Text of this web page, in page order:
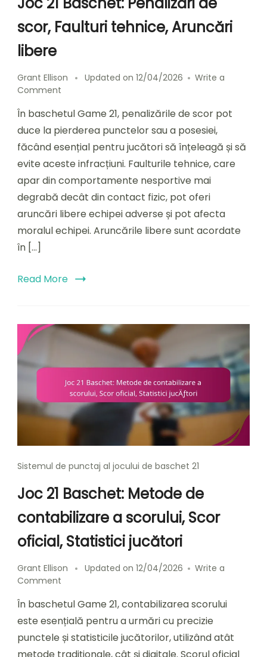
scor, Faulturi tehnice, Aruncări
libere
Grant Ellison Updated on 12/04/2026
Write a
Comment
21
Baschet:
de
scor,
Faulturi
tehnice,
Aruncări
libere
În baschetul Game 21, penalizările de scor pot
duce la pierderea punctelor sau a posesiei,
făcând esențial pentru jucători să înțeleagă și să
evite aceste infracțiuni. Faulturile tehnice, care
apar din comportamente nesportive mai
degrabă decât din contact fizic, pot oferi
aruncări libere echipei adverse și pot afecta
moralul echipei. Aruncările libere sunt acordate
în […]
Read More
Sistemul de punctaj al jocului de baschet 21
Joc 21 Baschet: Metode de
contabilizare a scorului, Scor
oficial, Statistici jucători
Grant Ellison Updated on 12/04/2026
Write a
Comment
21
Baschet:
Metode
de
În baschetul Game 21, contabilizarea scorului
este esențială pentru a urmări cu precizie
punctele și statisticile jucătorilor, utilizând atât